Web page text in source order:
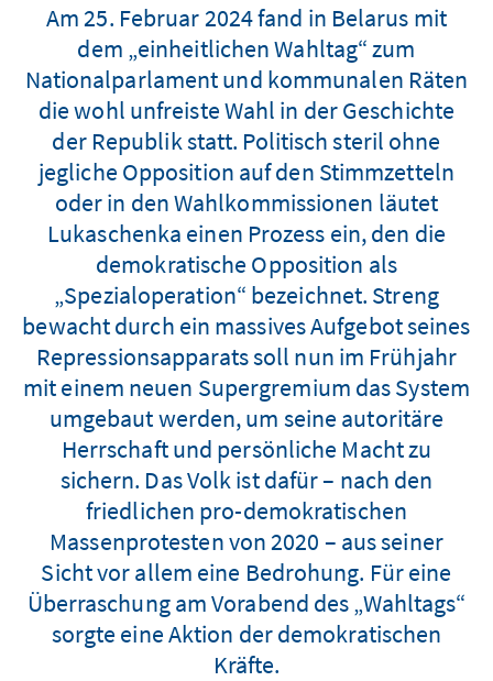
Am 25. Februar 2024 fand in Belarus mit
dem „einheitlichen Wahltag“ zum
Nationalparlament und kommunalen Räten
die wohl unfreiste Wahl in der Geschichte
der Republik statt. Politisch steril ohne
jegliche Opposition auf den Stimmzetteln
oder in den Wahlkommissionen läutet
Lukaschenka einen Prozess ein, den die
demokratische Opposition als
„Spezialoperation“ bezeichnet. Streng
bewacht durch ein massives Aufgebot seines
Repressionsapparats soll nun im Frühjahr
mit einem neuen Supergremium das System
umgebaut werden, um seine autoritäre
Herrschaft und persönliche Macht zu
sichern. Das Volk ist dafür – nach den
friedlichen pro-demokratischen
Massenprotesten von 2020 – aus seiner
Sicht vor allem eine Bedrohung. Für eine
Überraschung am Vorabend des „Wahltags“
sorgte eine Aktion der demokratischen
Kräfte.